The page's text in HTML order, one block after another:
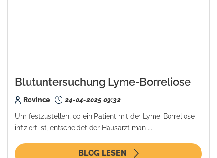
Blutuntersuchung Lyme-Borreliose
Rovince 24-04-2025 09:32
Um festzustellen, ob ein Patient mit der Lyme-Borreliose
infiziert ist, entscheidet der Hausarzt man ...
BLOG LESEN